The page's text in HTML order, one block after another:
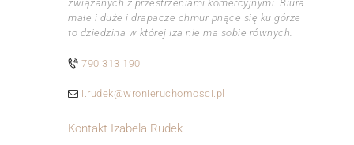
związanych z przestrzeniami komercyjnymi. Biura
małe i duże i drapacze chmur pnące się ku górze
to dziedzina w której Iza nie ma sobie równych.
790 313 190
i.rudek@wronieruchomosci.pl
Kontakt Izabela Rudek